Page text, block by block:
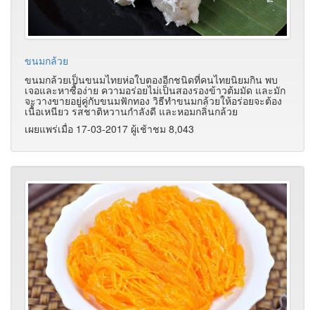
ขนมกล้วย
ขนมกล้วยเป็นขนมไทยห่อใบตองอีกชนิดที่คนไทยนิยมกิน พบ
เจอและหาซื้อง่าย ความอร่อยไม่เป็นสองรองข้าวต้มมัด และมัก
จะวางขายอยู่คู่กับขนมฟักทอง วิธีทำขนมกล้วยให้อร่อยจะต้อง
เนื้อเหนียว รสชาติหวานกำลังดี และหอมกลิ่นกล้วย
เผยแพร่เมื่อ 17-03-2017 ผู้เช้าชม 8,043